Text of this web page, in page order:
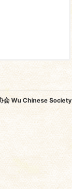
会 Wu Chinese Society